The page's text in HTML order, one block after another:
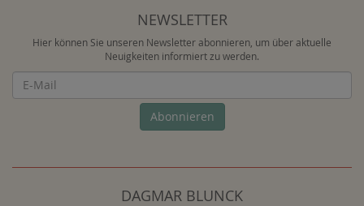
NEWSLETTER
Hier können Sie unseren Newsletter abonnieren, um über aktuelle
Neuigkeiten informiert zu werden.
Abonnieren
DAGMAR BLUNCK